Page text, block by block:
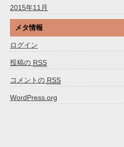
2015年11月
メタ情報
ログイン
投稿の RSS
コメントの RSS
WordPress.org